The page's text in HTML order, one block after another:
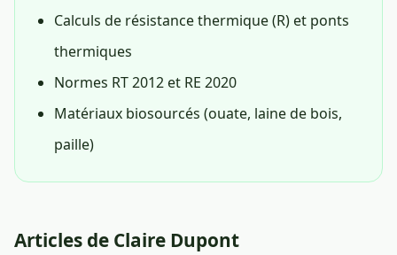
Calculs de résistance thermique (R) et ponts
thermiques
Normes RT 2012 et RE 2020
Matériaux biosourcés (ouate, laine de bois,
paille)
Articles de Claire Dupont